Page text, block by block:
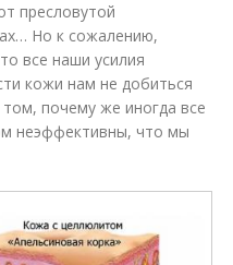
пресловутой
Но к сожалению,
все наши усилия
кожи нам не добиться
почему же иногда все
неэффективны, что мы